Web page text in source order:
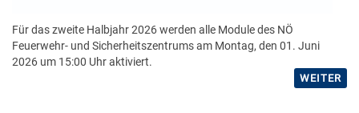
Für das zweite Halbjahr 2026 werden alle Module des NÖ
Feuerwehr- und Sicherheitszentrums am Montag, den 01. Juni
2026 um 15:00 Uhr aktiviert.
WEITER